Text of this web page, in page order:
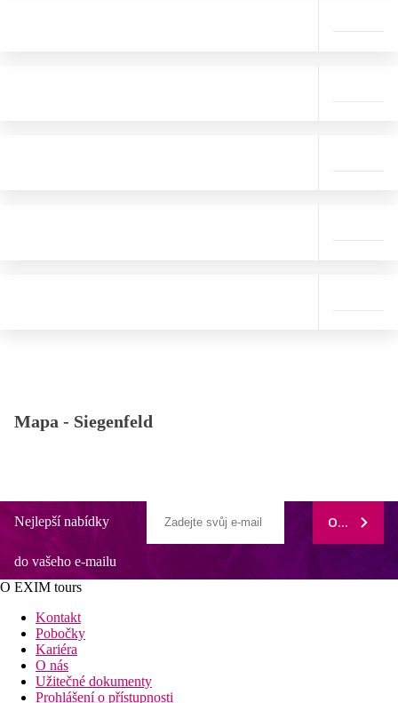
Mapa - Siegenfeld
Nejlepší nabídky
do vašeho e-mailu
ODEBÍRAT
O EXIM tours
Kontakt
Pobočky
Kariéra
O nás
Užitečné dokumenty
Prohlášení o přístupnosti